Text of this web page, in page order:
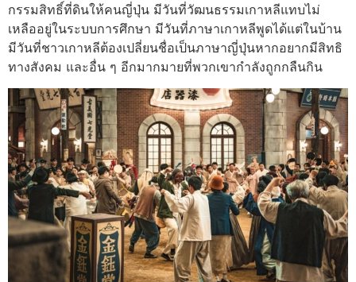
กรรมสิทธิ์ที่ดินให้คนญี่ปุ่น มีวันที่วัฒนธรรมเกาหลีแทบไม่
เหลืออยู่ในระบบการศึกษา มีวันที่ภาษาเกาหลีพูดได้แต่ในบ้าน
มีวันที่ชาวเกาหลีต้องเปลี่ยนชื่อเป็นภาษาญี่ปุ่นหากอยากมีสิทธิ
ทางสังคม และอื่น ๆ อีกมากมายที่พวกเขากำลังถูกกลืนกิน